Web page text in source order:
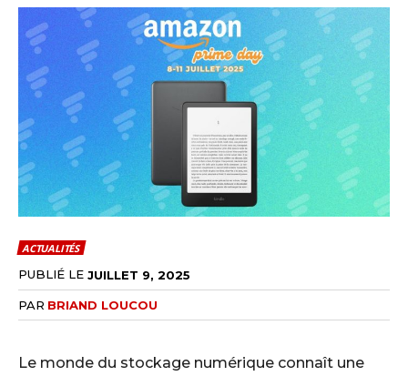
ACTUALITÉS
PUBLIÉ LE JUILLET 9, 2025
PAR BRIAND LOUCOU
Le monde du stockage numérique connaît une